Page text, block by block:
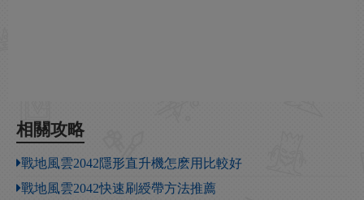
相關攻略
戰地風雲2042隱形直升機怎麽用比較好
戰地風雲2042快速刷綬帶方法推薦